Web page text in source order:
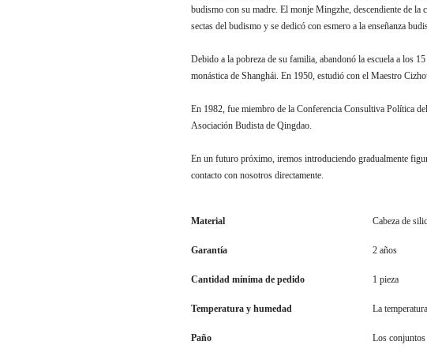
budismo con su madre. El monje Mingzhe, descendiente de la
sectas del budismo y se dedicó con esmero a la enseñanza
Debido a la pobreza de su familia, abandonó la escuela a los
monástica de Shanghái. En 1950, estudió con el Maestro
En 1982, fue miembro de la Conferencia Consultiva Política
Asociación Budista de Qingdao.
En un futuro próximo, iremos introduciendo gradualmente
contacto con nosotros directamente.
Material Cabeza de
Garantía 2 años
Cantidad mínima de pedido 1 pieza
Temperatura y humedad La
Paño Los conjuntos